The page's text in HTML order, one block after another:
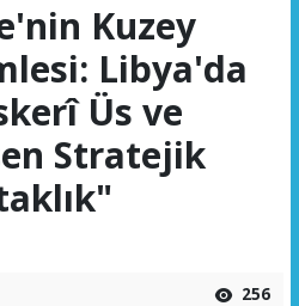
Kuzey
Libya'da
Üs ve
Stratejik
256